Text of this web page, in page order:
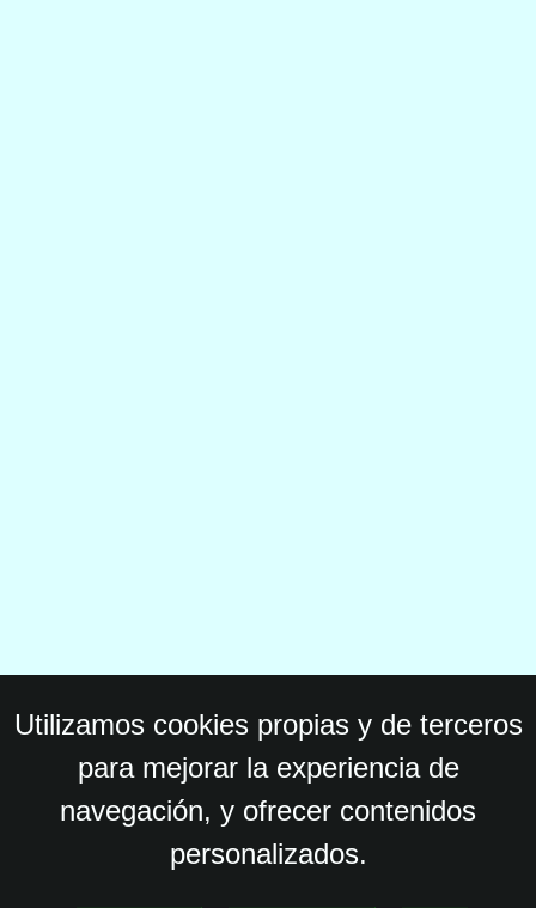
Utilizamos cookies propias y de terceros
para mejorar la experiencia de
navegación, y ofrecer contenidos
personalizados.